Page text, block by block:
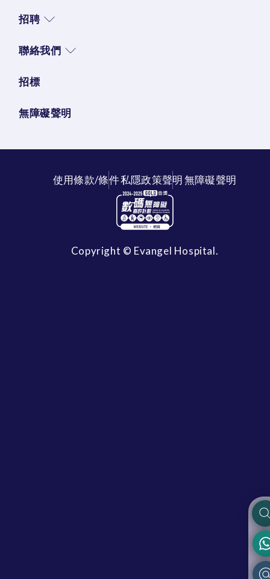
招聘
聯絡我們
招標
無障礙聲明
使用條款/條件私隱政策聲明無障礙聲明
Copyright © Evangel Hospital.